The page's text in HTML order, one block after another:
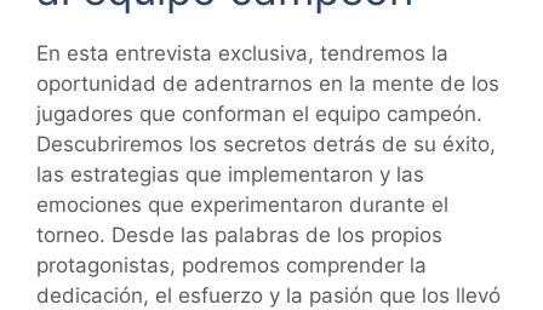
En esta entrevista exclusiva, tendremos la
oportunidad de adentrarnos en la mente de los
jugadores que conforman el equipo campeón.
Descubriremos los secretos detrás de su éxito,
las estrategias que implementaron y las
emociones que experimentaron durante el
torneo. Desde las palabras de los propios
protagonistas, podremos comprender la
dedicación, el esfuerzo y la pasión que los llevó